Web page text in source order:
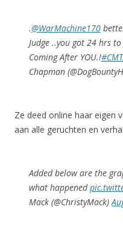
.@WarMachine170
Judge ..you got 24 hrs
Coming After YOU.!
Chapman
Ze deed online haar eigen
aan alle geruchten en
Added below are the
what happened
Mack (@ChristyMack)